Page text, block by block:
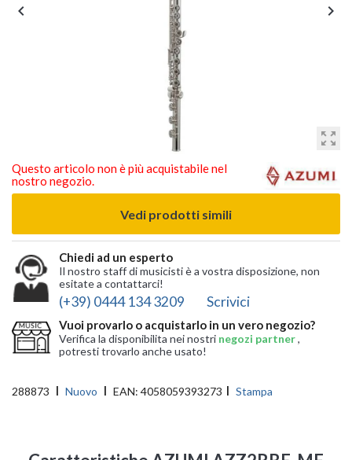
zoom_out_map
 
Questo articolo non è più acquistabile nel
nostro negozio.
Vedi prodotti simili
Chiedi ad un esperto
Il nostro staff di musicisti è a vostra disposizione, non
esitate a contattarci!
(+39) 0444 134 3209 Scrivici
Vuoi provarlo o acquistarlo in un vero negozio?
Verifica la disponibilita nei nostri negozi partner,
potresti trovarlo anche usato!
288873 Nuovo EAN: 4058059393273 Stampa